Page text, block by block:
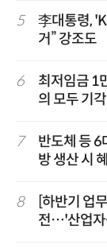
5
李대통령,
거” 강조도
6
최저임금 1
의 모두 기각
7
반도체 등
방 생산 시
8
[하반기 업
전…'산업자